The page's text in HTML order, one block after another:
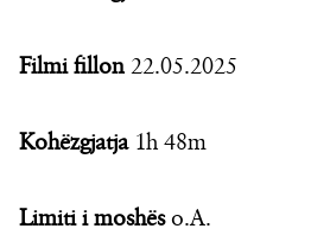
Filmi fillon 22.05.2025
Kohëzgjatja1h 48m
Limiti i moshëso.A.